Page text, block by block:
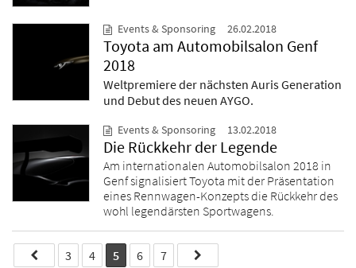
Events & Sponsoring 26.02.2018
Toyota am Automobilsalon Genf
2018
Weltpremiere der nächsten Auris Generation
und Debut des neuen AYGO.
Events & Sponsoring 13.02.2018
Die Rückkehr der Legende
Am internationalen Automobilsalon 2018 in
Genf signalisiert Toyota mit der Präsentation
eines Rennwagen-Konzepts die Rückkehr des
wohl legendärsten Sportwagens.
3 4 5 6 7